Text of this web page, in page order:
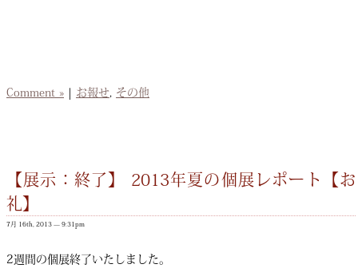
Comment » | お報せ, その他
【展示：終了】 2013年夏の個展レポート【お
礼】
7月 16th, 2013 — 9:31pm
2週間の個展終了いたしました。